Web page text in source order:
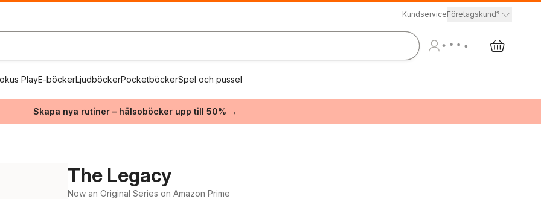
KundserviceFöretagskund?
PlayE-böckerLjudböckerPocketböckerSpel och pussel
Skapa nya rutiner – hälsoböcker upp till 50% →
The Legacy
Now an Original Series on Amazon Prime